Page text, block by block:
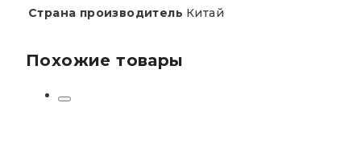
Страна производитель Китай
Похожие товары